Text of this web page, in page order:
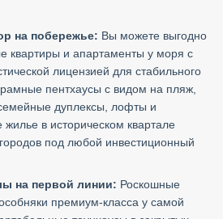
на побережье: Вы можете выгодно
квартиры и апартаменты у моря с
лицензией для стабильного
пентхаусы с видом на пляж,
дуплексы, лофты и
жилье в историческом квартале
под любой инвестиционный
на первой линии: Роскошные
премиум-класса у самой